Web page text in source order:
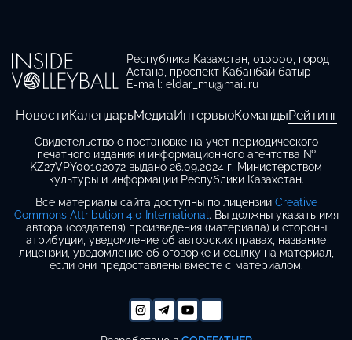
Республика Казахстан, 010000, город
Астана, проспект Қабанбай батыр
E-mail: eldar_mu@mail.ru
НовостиКалендарьМедиаИнтервьюКомандыРейтинг
Свидетельство о постановке на учет периодического
печатного издания и информационного агентства №
KZ27VPY00102072 выдано 26.09.2024 г. Министерством
культуры и информации Республики Казахстан.
Все материалы сайта доступны по лицензии Creative
Commons Attribution 4.0 International. Вы должны указать имя
автора (создателя) произведения (материала) и стороны
атрибуции, уведомление об авторских правах, название
лицензии, уведомление об оговорке и ссылку на материал,
если они предоставлены вместе с материалом.